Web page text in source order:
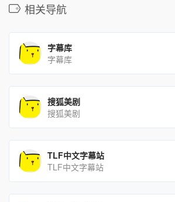
相关导航
字幕库
字幕库
搜狐美剧
搜狐美剧
TLF中文字幕站
TLF中文字幕站